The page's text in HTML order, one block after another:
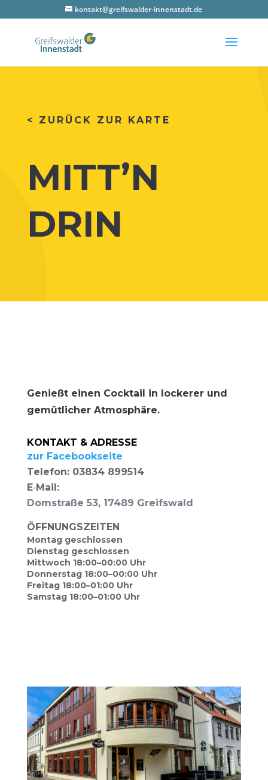
kontakt@greifswalder-innenstadt.de
< ZURÜCK ZUR KARTE
MITT’N
DRIN
Genießt einen Cock­tail in locke­rer und
gemüt­li­cher Atmosphäre.
KONTAKT & ADRESSE
zur Face­book­sei­te
Tele­fon: 03834 899514
E‑Mail:
Dom­stra­ße 53, 17489 Greifswald
ÖFFNUNGSZEITEN
Mon­tag geschlossen
Diens­tag geschlossen
Mitt­woch 18:00–00:00 Uhr
Don­ners­tag 18:00–00:00 Uhr
Frei­tag 18:00–01:00 Uhr
Sams­tag 18:00–01:00 Uhr